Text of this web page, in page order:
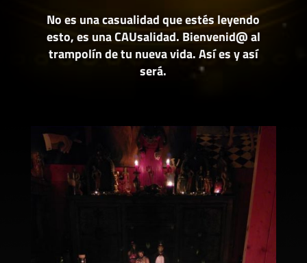
No es una casualidad que estés leyendo
esto, es una CAUsalidad. Bienvenid@ al
trampolín de tu nueva vida. Así es y así
será.